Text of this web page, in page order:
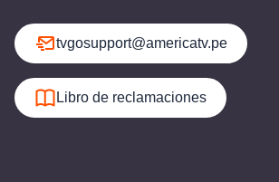
tvgosupport@americatv.pe
Libro de reclamaciones